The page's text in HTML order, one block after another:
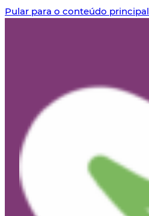
Pular para o conteúdo principal